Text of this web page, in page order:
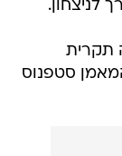
תקרית
סטפנוס